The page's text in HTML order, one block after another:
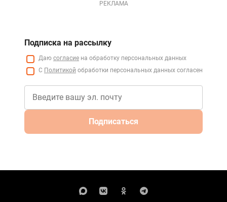
РЕКЛАМА
Подписка на рассылку
Даю согласие на обработку персональных данных
С Политикой обработки персональных данных согласен
Подписаться